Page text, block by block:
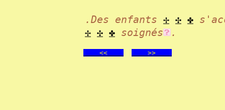
.Des enfants ✢ ✣ ✤
✢ ✣ ✤ soignés .
<< >>